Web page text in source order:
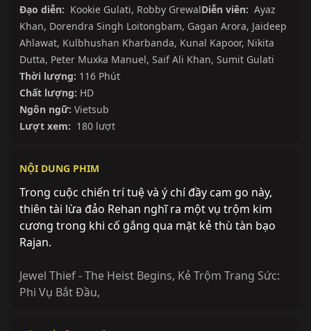
Đạo diễn: Kookie Gulati, Robby GrewalDiễn viên: Ayaz
Khan, Dorendra Singh Loitongbam, Gagan Arora, Jaideep
Ahlawat, Kulbhushan Kharbanda, Kunal Kapoor, Nikita
Dutta, Peter Muxka Manuel, Saif Ali Khan, Sumit Gulati
Thời lượng: 116 Phút
Chất lượng: HD
Ngôn ngữ: Vietsub
Lượt xem: 180 lượt
NỘI DUNG PHIM
Trong cuộc chiến trí tuệ và ý chí đầy cam go này,
thiên tài lừa đảo Rehan nghĩ ra một vụ trộm kim
cương trong khi cố gắng qua mặt kẻ thù tàn bạo
Rajan.
Jewel Thief - The Heist Begins, Kẻ Trộm Trang Sức:
Phi Vụ Bắt Đầu,